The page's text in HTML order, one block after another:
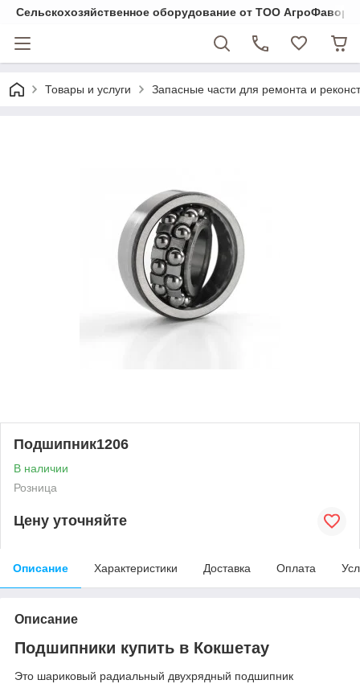
Cельскохозяйственное оборудование от ТОО
Товары и услуги Запасные части для ремонта и
Подшипник1206
В наличии
Розница
Цену уточняйте
Описание Характеристики Доставка Оплата
Описание
Подшипники купить в Кокшетау
Это шариковый радиальный двухрядный подшипник